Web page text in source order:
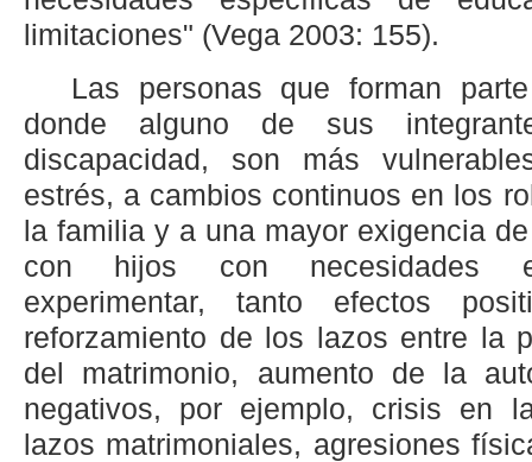
limitaciones" (Vega 2003: 155).
Las personas que forman
donde alguno de sus
discapacidad, son más
estrés, a cambios continuos en los
la familia y a una mayor exigencia
con hijos con necesidades
experimentar, tanto efectos
reforzamiento de los lazos entre la
del matrimonio, aumento de la
negativos, por ejemplo, crisis en
lazos matrimoniales, agresiones